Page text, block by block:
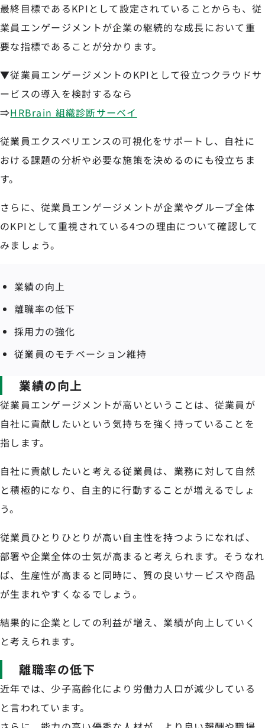
最終目標であるKPIとして設定されていることからも、従
業員エンゲージメントが企業の継続的な成長において重
要な指標であることが分かります。
▼従業員エンゲージメントのKPIとして役立つクラウドサ
ービスの導入を検討するなら
⇒HRBrain 組織診断サーベイ
従業員エクスペリエンスの可視化をサポートし、自社に
おける課題の分析や必要な施策を決めるのにも役立ちま
す。
さらに、従業員エンゲージメントが企業やグループ全体
のKPIとして重視されている4つの理由について確認して
みましょう。
業績の向上
離職率の低下
採用力の強化
従業員のモチベーション維持
業績の向上
従業員エンゲージメントが高いということは、従業員が
自社に貢献したいという気持ちを強く持っていることを
指します。
自社に貢献したいと考える従業員は、業務に対して自然
と積極的になり、自主的に行動することが増えるでしょ
う。
従業員ひとりひとりが高い自主性を持つようになれば、
部署や企業全体の士気が高まると考えられます。そうなれ
ば、生産性が高まると同時に、質の良いサービスや商品
が生まれやすくなるでしょう。
結果的に企業としての利益が増え、業績が向上していく
と考えられます。
離職率の低下
近年では、少子高齢化により労働力人口が減少している
と言われています。